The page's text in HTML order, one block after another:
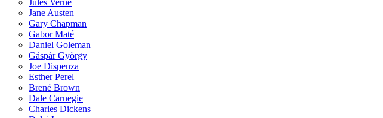
Jules Verne
Jane Austen
Gary Chapman
Gabor Maté
Daniel Goleman
Gáspár György
Joe Dispenza
Esther Perel
Brené Brown
Dale Carnegie
Charles Dickens